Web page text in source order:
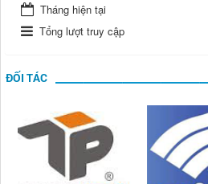
Tháng hiện tại
Tổng lượt truy cập
ĐỐI TÁC